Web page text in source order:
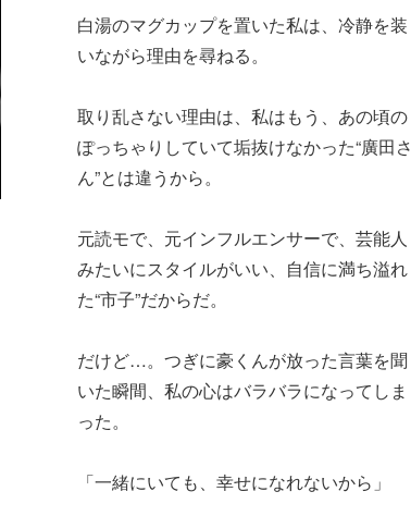
白湯のマグカップを置いた私は、冷静を装
いながら理由を尋ねる。
取り乱さない理由は、私はもう、あの頃の
ぽっちゃりしていて垢抜けなかった“廣田さ
ん”とは違うから。
元読モで、元インフルエンサーで、芸能人
みたいにスタイルがいい、自信に満ち溢れ
た“市子”だからだ。
だけど…。つぎに豪くんが放った言葉を聞
いた瞬間、私の心はバラバラになってしま
った。
「一緒にいても、幸せになれないから」